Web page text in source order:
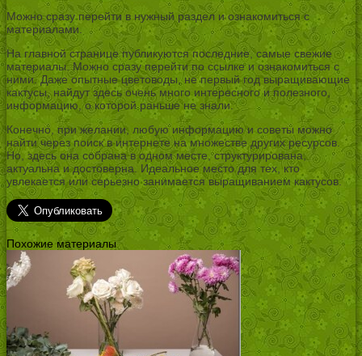
Можно сразу перейти в нужный раздел и ознакомиться с
материалами.
На главной странице публикуются последние, самые свежие
материалы. Можно сразу перейти по ссылке и ознакомиться с
ними. Даже опытные цветоводы, не первый год выращивающие
кактусы, найдут здесь очень много интересного и полезного,
информацию, о которой раньше не знали.
Конечно, при желании, любую информацию и советы можно
найти через поиск в интернете на множестве других ресурсов.
Но, здесь она собрана в одном месте, структурирована,
актуальна и достоверна. Идеальное место для тех, кто
увлекается или серьезно занимается выращиванием кактусов.
Похожие материалы